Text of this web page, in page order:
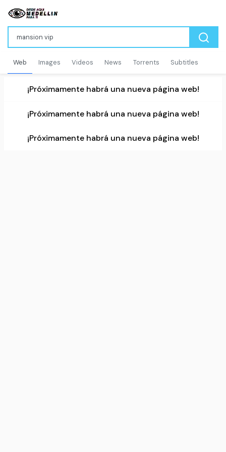
Web Images Videos News Torrents Subtitles
¡Próximamente habrá una nueva página web!
¡Próximamente habrá una nueva página web!
¡Próximamente habrá una nueva página web!